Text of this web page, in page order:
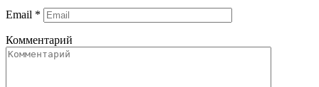
Email *
Комментарий